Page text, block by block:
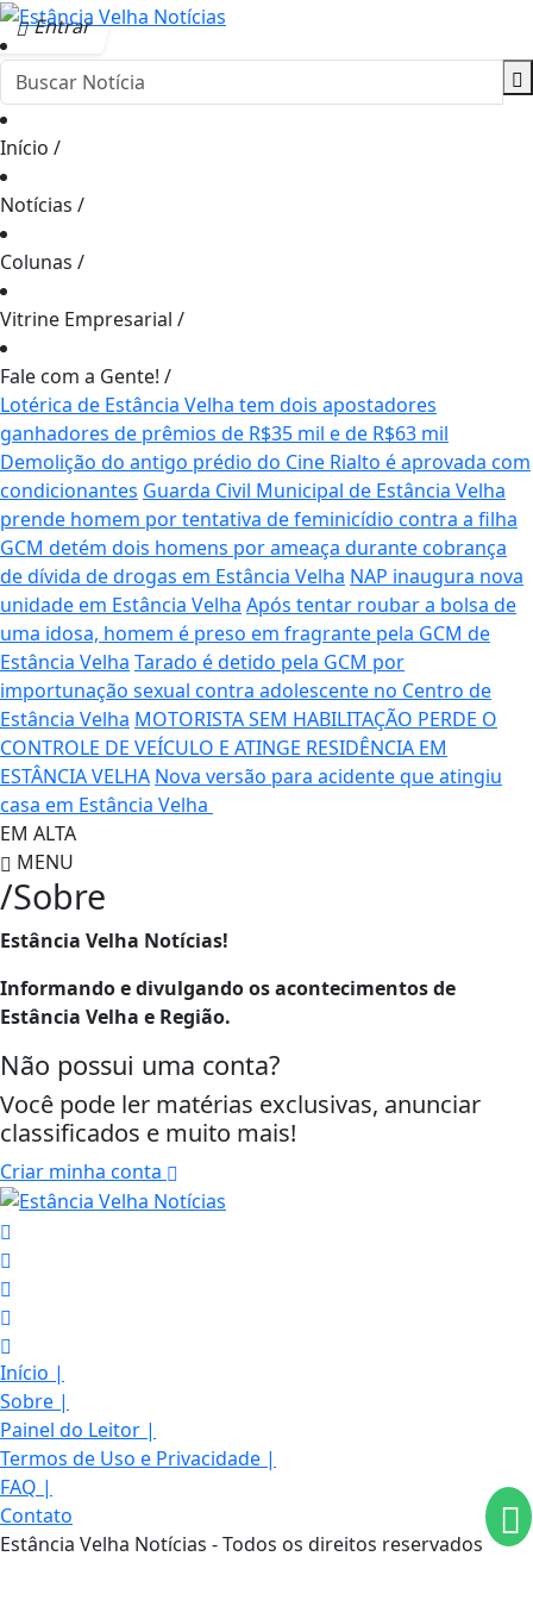
Entrar
Início /
Notícias /
Colunas /
Vitrine Empresarial /
Fale com a Gente! /
Lotérica de Estância Velha tem dois apostadores
ganhadores de prêmios de R$35 mil e de R$63 mil
Demolição do antigo prédio do Cine Rialto é aprovada com
condicionantes Guarda Civil Municipal de Estância Velha
prende homem por tentativa de feminicídio contra a filha
GCM detém dois homens por ameaça durante cobrança
de dívida de drogas em Estância Velha NAP inaugura nova
unidade em Estância Velha Após tentar roubar a bolsa de
uma idosa, homem é preso em fragrante pela GCM de
Estância Velha Tarado é detido pela GCM por
importunação sexual contra adolescente no Centro de
Estância Velha MOTORISTA SEM HABILITAÇÃO PERDE O
CONTROLE DE VEÍCULO E ATINGE RESIDÊNCIA EM
ESTÂNCIA VELHA Nova versão para acidente que atingiu
casa em Estância Velha
EM ALTA
MENU
/Sobre
Estância Velha Notícias!
Informando e divulgando os acontecimentos de
Estância Velha e Região.
Não possui uma conta?
Você pode ler matérias exclusivas, anunciar
classificados e muito mais!
Criar minha conta
Início |
Sobre |
Painel do Leitor |
Termos de Uso e Privacidade |
FAQ |
Contato
Estância Velha Notícias - Todos os direitos reservados
Esse site utiliza cookies para melhorar sua
experiência de navegação. Ao continuar o acesso,
entendemos que você concorda com nossos Termos
de Uso e Privacidade.
PARA MAIS INFORMAÇÕES,
CLICANDO AQUI